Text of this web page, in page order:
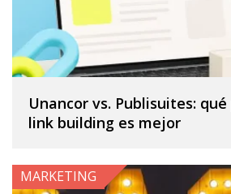
Unancor vs. Publisuites:
link building es mejor
MARKETING